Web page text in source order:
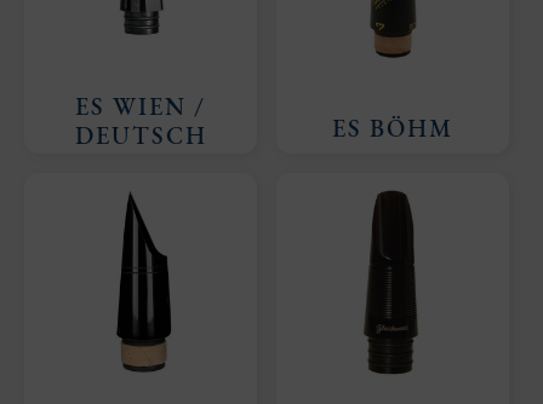
ES WIEN /
DEUTSCH
ES BÖHM